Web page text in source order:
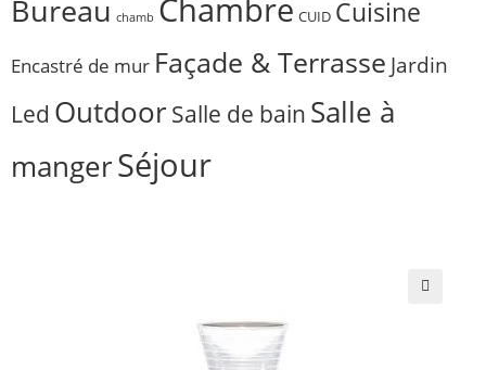
Bureau chamb Chambre CUID Cuisine
Encastré de mur Façade & Terrasse Jardin
Led OutdoorSalle de bain Salle à
mangerSéjour